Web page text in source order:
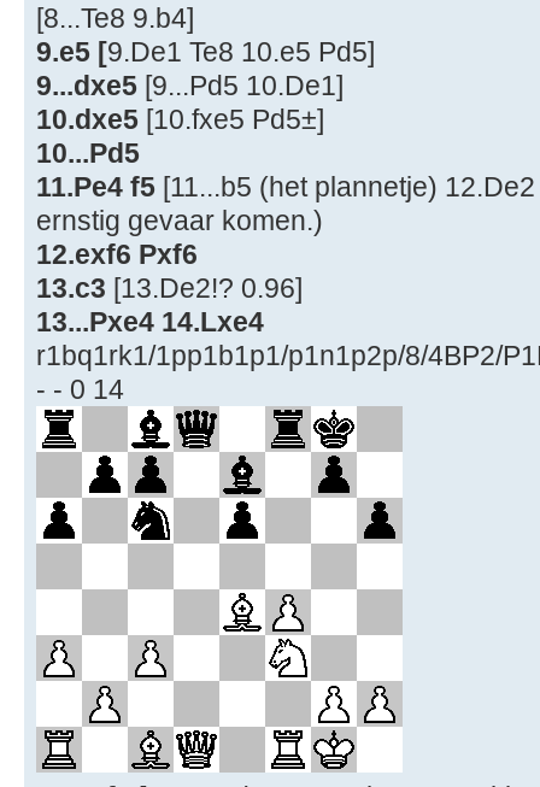
[8...Te8 9.b4]
9.e5 [9.De1 Te8 10.e5 Pd5]
9...dxe5 [9...Pd5 10.De1]
10.dxe5 [10.fxe5 Pd5±]
10...Pd5
11.Pe4 f5 [11...b5 (het plannetje)
ernstig gevaar komen.)
12.exf6 Pxf6
13.c3 [13.De2!? 0.96]
13...Pxe4 14.Lxe4
r1bq1rk1/1pp1b1p1/p1n1p2p/8/4BP2/
- - 0 14